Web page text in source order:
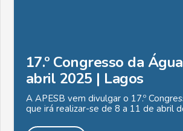
17.º Congresso da
abril 2025 | Lagos
A APESB vem divulgar o 17.º
que irá realizar-se de 8 a 11 de abril